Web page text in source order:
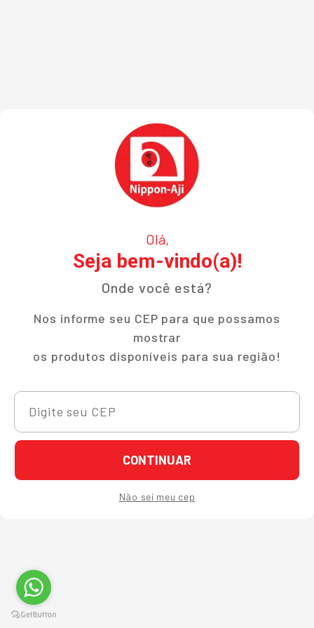
Olá,
Seja bem-vindo(a)!
Onde você está?
Nos informe seu CEP para que possamos
mostrar
os produtos disponíveis para sua região!
CONTINUAR
Não sei meu cep